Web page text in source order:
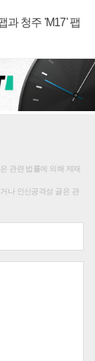
과 청주 'M17' 팹
관련 법률에 의해 제재
나 인신공격성 글은 관